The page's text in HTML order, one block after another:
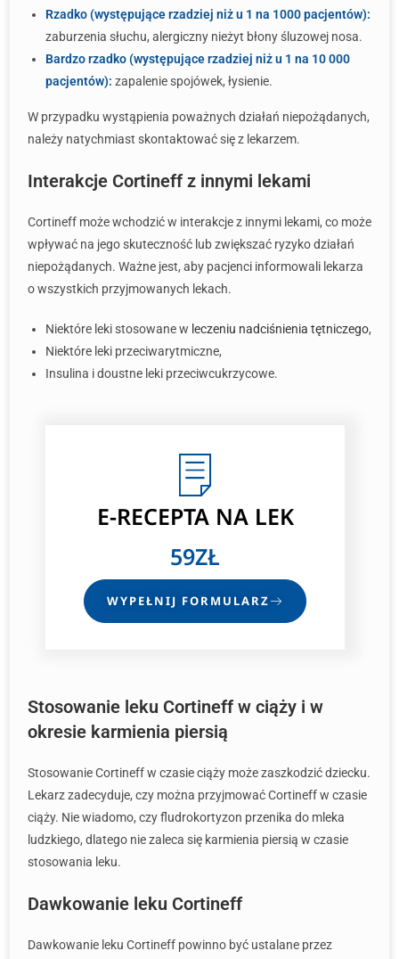
Rzadko (występujące rzadziej niż u 1 na 1000 pacjentów):
zaburzenia słuchu, alergiczny nieżyt błony śluzowej nosa.
Bardzo rzadko (występujące rzadziej niż u 1 na 10 000
pacjentów): zapalenie spojówek, łysienie.
W przypadku wystąpienia poważnych działań niepożądanych,
należy natychmiast skontaktować się z lekarzem.
Interakcje Cortineff z innymi lekami
Cortineff może wchodzić w interakcje z innymi lekami, co może
wpływać na jego skuteczność lub zwiększać ryzyko działań
niepożądanych. Ważne jest, aby pacjenci informowali lekarza
o wszystkich przyjmowanych lekach.
Niektóre leki stosowane w leczeniu nadciśnienia tętniczego,
Niektóre leki przeciwarytmiczne,
Insulina i doustne leki przeciwcukrzycowe.
E-RECEPTA NA LEK
59ZŁ
WYPEŁNIJ FORMULARZ
Stosowanie leku Cortineff w ciąży i w
okresie karmienia piersią
Stosowanie Cortineff w czasie ciąży może zaszkodzić dziecku.
Lekarz zadecyduje, czy można przyjmować Cortineff w czasie
ciąży. Nie wiadomo, czy fludrokortyzon przenika do mleka
ludzkiego, dlatego nie zaleca się karmienia piersią w czasie
stosowania leku.
Dawkowanie leku Cortineff
Dawkowanie leku Cortineff powinno być ustalane przez